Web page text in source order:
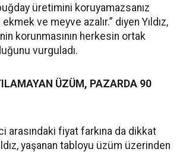
üretimini koruyamazsanız
ve meyve azalır.” diyen Yıldız,
korunmasının herkesin ortak
vurguladı.
ÜZÜM, PAZARDA 90
arasındaki fiyat farkına da dikkat
yaşanan tabloyu üzüm üzerinden